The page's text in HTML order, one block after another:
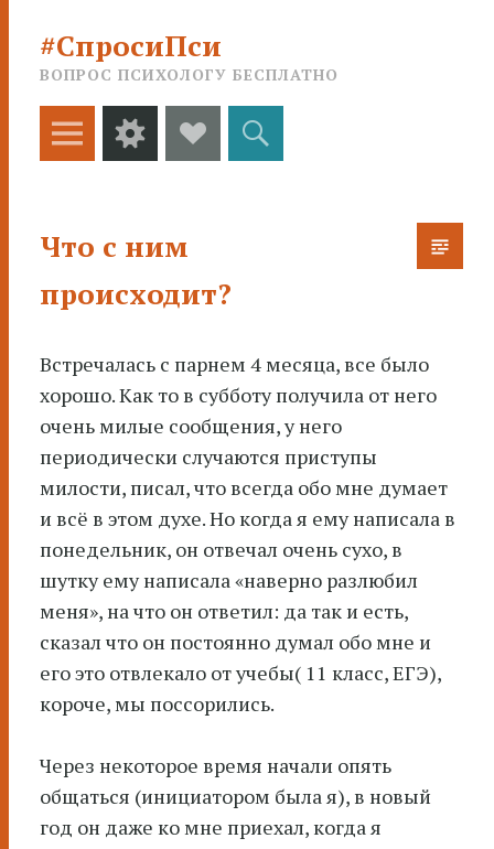
#СпросиПси
ВОПРОС ПСИХОЛОГУ БЕСПЛАТНО
Меню ВиджетыSocial
Links
Поиск
Что с ним
происходит?
Встречалась с парнем 4 месяца, все было
хорошо. Как то в субботу получила от него
очень милые сообщения, у него
периодически случаются приступы
милости, писал, что всегда обо мне думает
и всё в этом духе. Но когда я ему написала в
понедельник, он отвечал очень сухо, в
шутку ему написала «наверно разлюбил
меня», на что он ответил: да так и есть,
сказал что он постоянно думал обо мне и
его это отвлекало от учебы( 11 класс, ЕГЭ),
короче, мы поссорились.
Через некоторое время начали опять
общаться (инициатором была я), в новый
год он даже ко мне приехал, когда я